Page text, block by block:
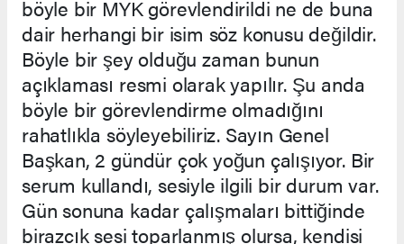
böyle bir MYK görevlendirildi ne de buna
dair herhangi bir isim söz konusu değildir.
Böyle bir şey olduğu zaman bunun
açıklaması resmi olarak yapılır. Şu anda
böyle bir görevlendirme olmadığını
rahatlıkla söyleyebiliriz. Sayın Genel
Başkan, 2 gündür çok yoğun çalışıyor. Bir
serum kullandı, sesiyle ilgili bir durum var.
Gün sonuna kadar çalışmaları bittiğinde
birazcık sesi toparlanmış olursa, kendisi